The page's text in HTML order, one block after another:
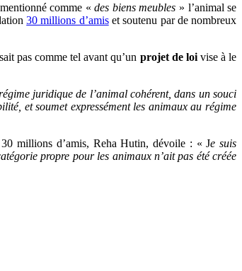
comme «des biens meubles » l’animal se
30 millions d’amiset soutenu par de nombreux
pas comme tel avant qu’un projet de loivise à le
juridique de l’animal cohérent, dans un souci
et soumet expressément les animaux au régime
millions d’amis, Reha Hutin, dévoile : « Je suis
propre pour les animaux n’ait pas été créée